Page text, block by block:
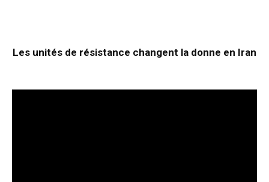
Les unités de résistance changent la donne en Iran